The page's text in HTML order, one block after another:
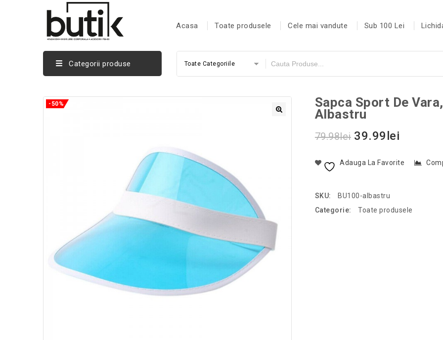
Acasa Toate produsele Cele mai vandute Sub 100 Lei
Categorii produse Toate Categoriile
-50%
Sapca Sport De
Albastru
79.98lei 39.99 lei
Adauga La Favorite
SKU:
BU100-albastru
Categorie:
Toate produsele